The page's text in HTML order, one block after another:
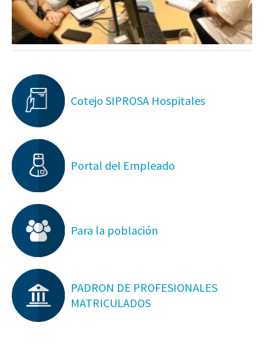
Cotejo SIPROSA Hospitales
Portal del Empleado
Para la población
PADRON DE PROFESIONALES
MATRICULADOS